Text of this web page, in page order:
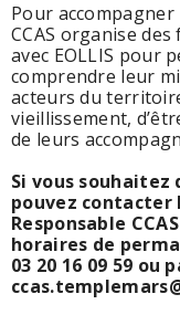
Pour
CCAS organise
avec EOLLIS pour
comprendre leur
acteurs du
vieillissement,
de leurs
Si vous
pouvez contacter
Responsable
horaires de
03 20 16 09 59 ou